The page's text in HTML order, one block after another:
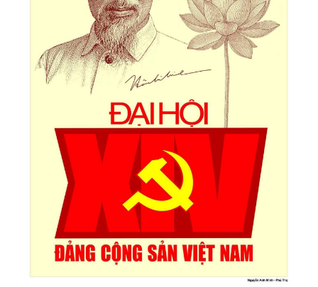
Triển lãm Mỹ thuật khu vực V Nam miền Trung và Tây nguyên